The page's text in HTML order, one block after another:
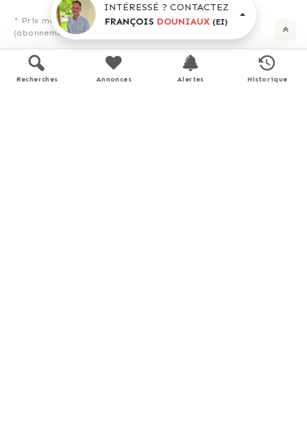
* Prix moyens des énergies indexés pour l'année 2023
(abonnement compris).
INTÉRESSÉ ? CONTACTEZ
FRANÇOIS DOUNIAUX (EI)
Recherches Annonces Alertes Historique